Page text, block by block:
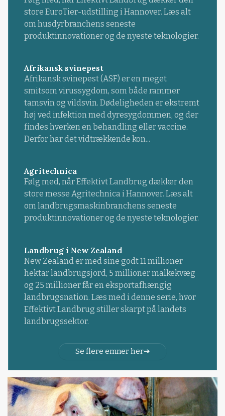
store EuroTier-udstilling i Hannover. Læs alt
om husdyrbranchens seneste
produktinnovationer og de nyeste teknologier.
Afrikansk svinepest
Afrikansk svinepest (ASF) er en meget
smitsom virussygdom, som både rammer
tamsvin og vildsvin. Dødeligheden er ekstremt
høj ved infektion med dyresygdommen, og der
findes hverken en behandling eller vaccine.
Derfor har det vidtrækkende kon...
Agritechnica
Følg med, når Effektivt Landbrug dækker den
store messe Agritechnica i Hannover. Læs alt
om landbrugsmaskinbranchens seneste
produktinnovationer og de nyeste teknologier.
Landbrug i New Zealand
New Zealand er med sine godt 11 millioner
hektar landbrugsjord, 5 millioner malkekvæg
og 25 millioner får en eksportafhængig
landbrugsnation. Læs med i denne serie, hvor
Effektivt Landbrug stiller skarpt på landets
landbrugssektor.
Se flere emner her